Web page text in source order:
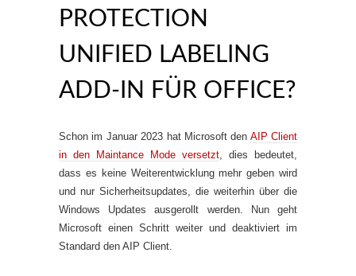
PROTECTION
UNIFIED LABELING
ADD-IN FÜR OFFICE?
Schon im Januar 2023 hat Microsoft den AIP Client
in den Maintance Mode versetzt, dies bedeutet,
dass es keine Weiterentwicklung mehr geben wird
und nur Sicherheitsupdates, die weiterhin über die
Windows Updates ausgerollt werden. Nun geht
Microsoft einen Schritt weiter und deaktiviert im
Standard den AIP Client.